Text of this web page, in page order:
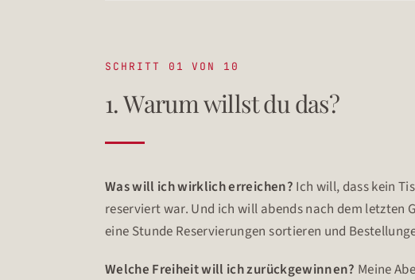
SCHRITT 01 VON 10
1. Warum willst du das?
Was will ich wirklich erreichen? Ich will, dass kein
reserviert war. Und ich will abends nach dem letzten
eine Stunde Reservierungen sortieren und
Welche Freiheit will ich zurückgewinnen? Meine